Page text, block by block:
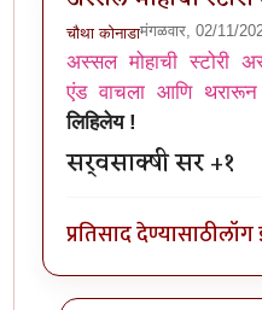
चौथा कोनाडामंगळवार, 02/11/
अस्सल मोहाची स्टोरी
एंड वाचला आणि
लिहिलेय !
सर्वसाक्षी सर +१
प्रतिसाद देण्यासाठीलॉग